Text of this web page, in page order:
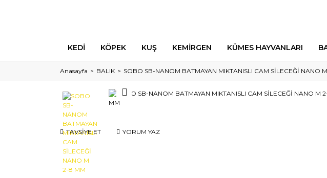
KEDİ KÖPEK KUŞ KEMİRGEN KÜMES HAYVANLARI
Anasayfa BALIK SOBO SB-NANOM BATMAYAN MIKTANISLI CAM SİLECEĞİ NANO
TAVSİYE ET YORUM YAZ